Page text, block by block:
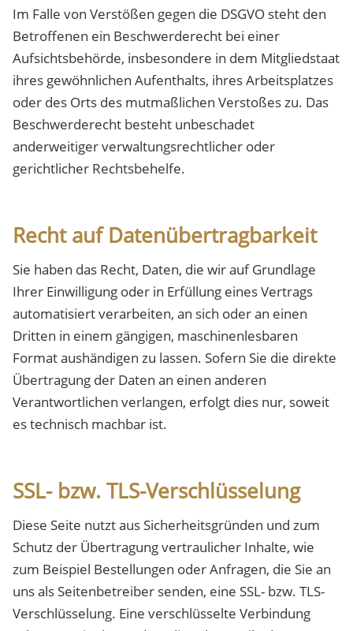
Im Falle von Verstößen gegen die DSGVO steht den
Betroffenen ein Beschwerderecht bei einer
Aufsichtsbehörde, insbesondere in dem Mitgliedstaat
ihres gewöhnlichen Aufenthalts, ihres Arbeitsplatzes
oder des Orts des mutmaßlichen Verstoßes zu. Das
Beschwerderecht besteht unbeschadet
anderweitiger verwaltungsrechtlicher oder
gerichtlicher Rechtsbehelfe.
Recht auf Datenübertragbarkeit
Sie haben das Recht, Daten, die wir auf Grundlage
Ihrer Einwilligung oder in Erfüllung eines Vertrags
automatisiert verarbeiten, an sich oder an einen
Dritten in einem gängigen, maschinenlesbaren
Format aushändigen zu lassen. Sofern Sie die direkte
Übertragung der Daten an einen anderen
Verantwortlichen verlangen, erfolgt dies nur, soweit
es technisch machbar ist.
SSL- bzw. TLS-Verschlüsselung
Diese Seite nutzt aus Sicherheitsgründen und zum
Schutz der Übertragung vertraulicher Inhalte, wie
zum Beispiel Bestellungen oder Anfragen, die Sie an
uns als Seitenbetreiber senden, eine SSL- bzw. TLS-
Verschlüsselung. Eine verschlüsselte Verbindung